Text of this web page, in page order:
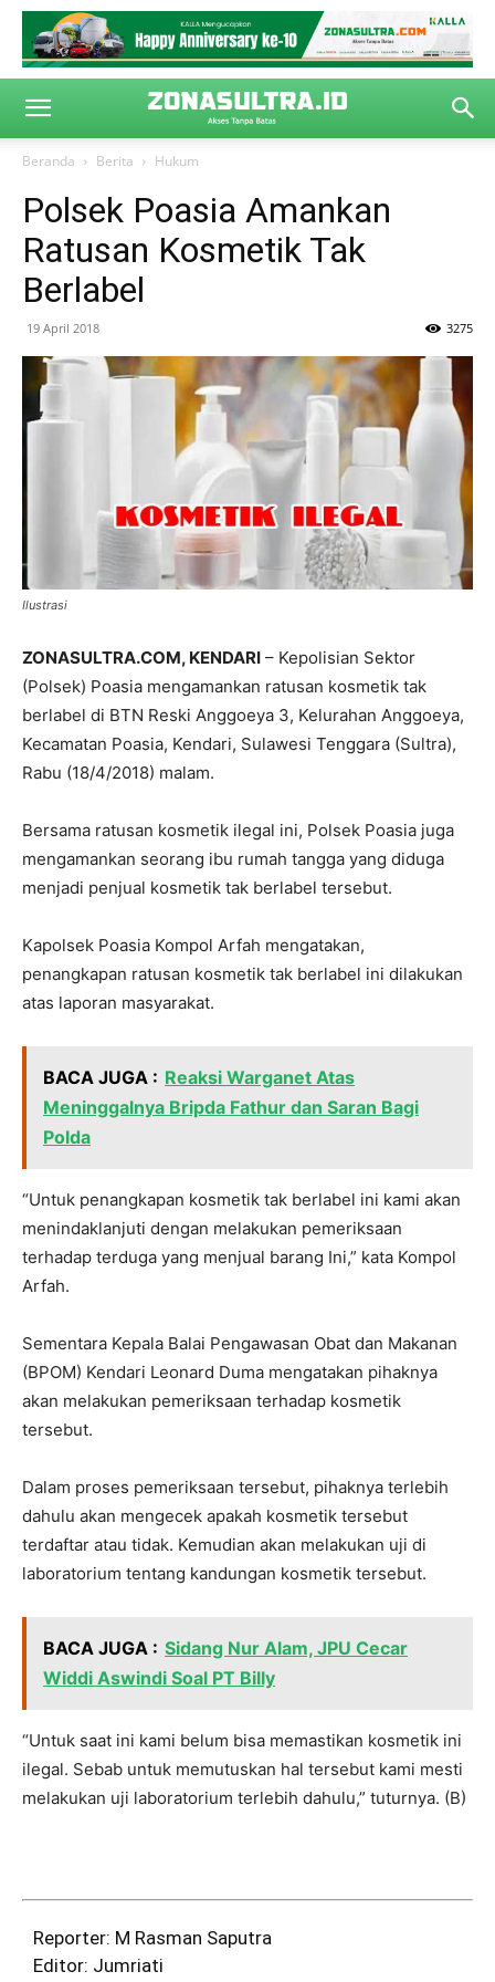
Beranda Berita Hukum
Polsek Poasia Amankan
Ratusan Kosmetik Tak
Berlabel
19 April 2018 3275
Ilustrasi
ZONASULTRA.COM, KENDARI – Kepolisian Sektor
(Polsek) Poasia mengamankan ratusan kosmetik tak
berlabel di BTN Reski Anggoeya 3, Kelurahan Anggoeya,
Kecamatan Poasia, Kendari, Sulawesi Tenggara (Sultra),
Rabu (18/4/2018) malam.
Bersama ratusan kosmetik ilegal ini, Polsek Poasia juga
mengamankan seorang ibu rumah tangga yang diduga
menjadi penjual kosmetik tak berlabel tersebut.
Kapolsek Poasia Kompol Arfah mengatakan,
penangkapan ratusan kosmetik tak berlabel ini dilakukan
atas laporan masyarakat.
BACA JUGA : Reaksi Warganet Atas
Meninggalnya Bripda Fathur dan Saran Bagi
Polda
“Untuk penangkapan kosmetik tak berlabel ini kami akan
menindaklanjuti dengan melakukan pemeriksaan
terhadap terduga yang menjual barang Ini,” kata Kompol
Arfah.
Sementara Kepala Balai Pengawasan Obat dan Makanan
(BPOM) Kendari Leonard Duma mengatakan pihaknya
akan melakukan pemeriksaan terhadap kosmetik
tersebut.
Dalam proses pemeriksaan tersebut, pihaknya terlebih
dahulu akan mengecek apakah kosmetik tersebut
terdaftar atau tidak. Kemudian akan melakukan uji di
laboratorium tentang kandungan kosmetik tersebut.
BACA JUGA : Sidang Nur Alam, JPU Cecar
Widdi Aswindi Soal PT Billy
“Untuk saat ini kami belum bisa memastikan kosmetik ini
ilegal. Sebab untuk memutuskan hal tersebut kami mesti
melakukan uji laboratorium terlebih dahulu,” tuturnya. (B)
Reporter: M Rasman Saputra
Editor: Jumriati